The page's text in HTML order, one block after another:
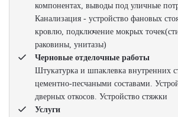
компонентах, выводы под уличные
Канализация - устройство фановых
кровлю, подключение мокрых
раковины, унитазы)
Черновые отделочные работы
Штукатурка и шпаклевка внутренних
цементно-песчаными составами.
дверных откосов. Устройство стяжки
Услуги